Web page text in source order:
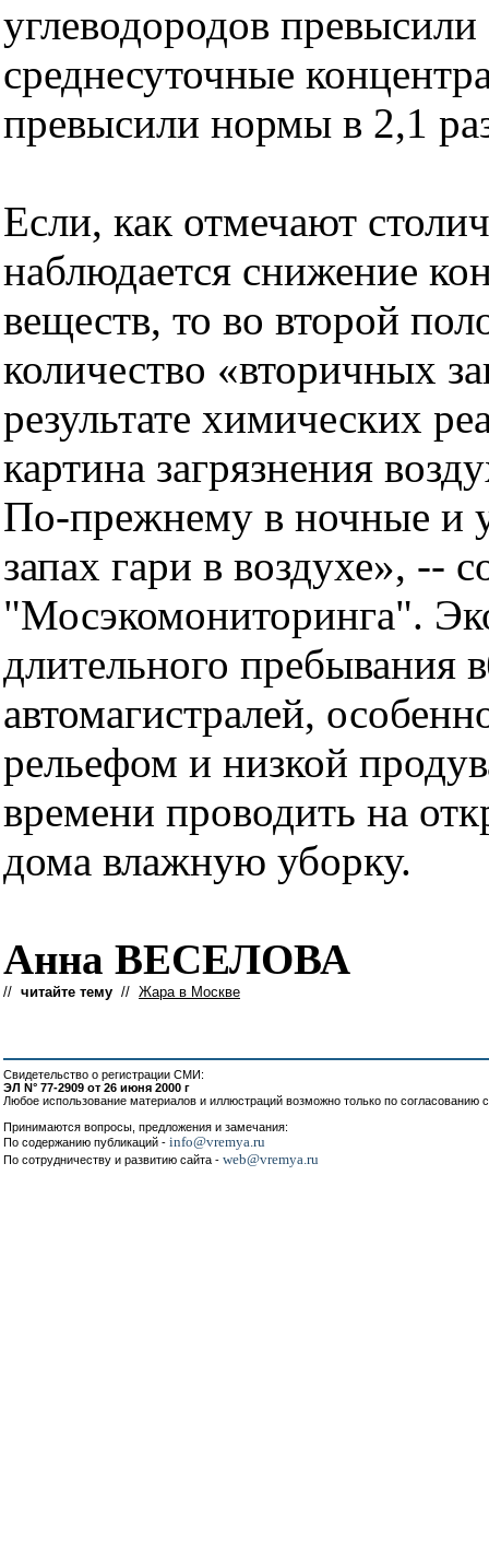
углеводородов
среднесуточные
превысили нормы в 2,1
Если, как отмечают
наблюдается снижение
веществ, то во второй
количество «вторичных
результате химических
картина загрязнения
По-прежнему в ночные и
запах гари в воздухе», --
"Мосэкомониторинга".
длительного пребывания
автомагистралей,
рельефом и низкой
времени проводить на
дома влажную уборку.
Анна ВЕСЕЛОВА
// читайте тему // Жара в Москве
Свидетельство о регистрации СМИ:
ЭЛ N° 77-2909 от 26 июня 2000 г
Любое использование материалов и иллюстраций возможно только по согласованию
Принимаются вопросы, предложения и замечания:
По содержанию публикаций - info@vremya.ru
По сотрудничеству и развитию сайта - web@vremya.ru